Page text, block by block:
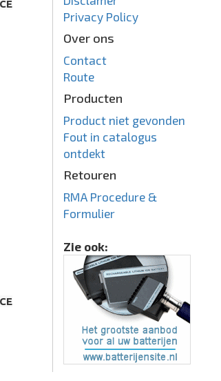
Privacy Policy
Over ons
Contact
Route
Producten
Product niet gevonden
Fout in catalogus
ontdekt
Retouren
RMA Procedure &
Formulier
Zie ook: